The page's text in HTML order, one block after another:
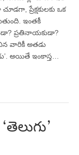
ప్రేక్షకులకు ఒక
ఇంతకీ
ప్రతినాయకుడా?
వారికీ అతడు
అయితే ఇంకాస్త…